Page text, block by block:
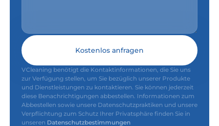
Kostenlos anfragen
VCleaning benötigt die Kontaktinformationen, die Sie uns
zur Verfügung stellen, um Sie bezüglich unserer Produkte
und Dienstleistungen zu kontaktieren. Sie können jederzeit
diese Benachrichtigungen abbestellen. Informationen zum
Abbestellen sowie unsere Datenschutzpraktiken und unsere
Verpflichtung zum Schutz Ihrer Privatsphäre finden Sie in
unseren Datenschutzbestimmungen